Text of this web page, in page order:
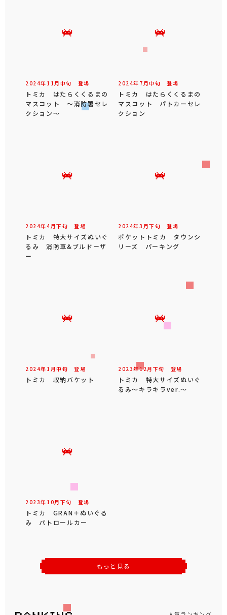
2024年 11 月 中旬 登場
トミカ はたらくくるまの
マスコット ～消防署セレ
クション～
2024年 7 月中旬 登場
トミカ はたらくくるまの
マスコット パトカーセレ
クション
2024年4 月下旬 登場
トミカ 特大サイズぬいぐ
るみ 消防車&ブルドーザ
ー
2024年3 月下旬 登場
ポケットトミカ タウンシ
リーズ パーキング
2024年 1 月中旬 登場
トミカ 収納バケット
2023年12 月 下旬 登場
トミカ 特大サイズぬいぐ
るみ～キラキラver.～
2023年 10月 下旬 登場
トミカ GRAN＋ぬいぐる
み パトロールカー
もっと見る